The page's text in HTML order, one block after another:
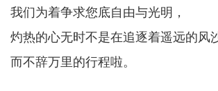
我们为着争求您底自由与光明，
灼热的心无时不是在追逐着遥远的风
而不辞万里的行程啦。